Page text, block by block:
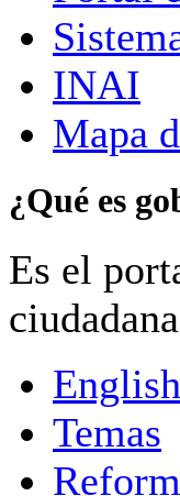
INAI
Mapa
¿Qué es
Es el
English
Temas